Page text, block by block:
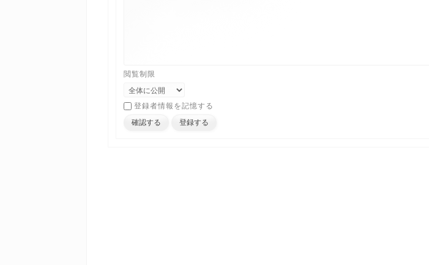
閲覧制限
登録者情報を記憶する